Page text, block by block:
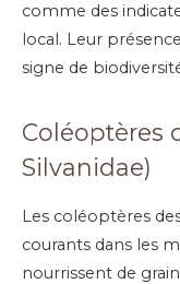
comme des
local. Leur
signe de
Coléoptères
Silvanidae)
Les coléoptères
courants dans les
nourrissent de